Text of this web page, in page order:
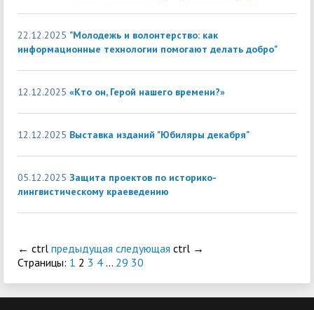
22.12.2025 "Молодежь и волонтерство: как
информационные технологии помогают делать добро"
12.12.2025 «Кто он, Герой нашего времени?»
12.12.2025 Выставка изданий "Юбиляры декабря"
05.12.2025 Защита проектов по историко-
лингвистическому краеведению
← ctrl предыдущая следующая ctrl →
Страницы: 1 2 3 4 ... 29 30